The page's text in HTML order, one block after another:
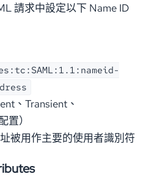
請求中設定以下 Name ID
、Transient、
置）
被用作主要的使用者識別符